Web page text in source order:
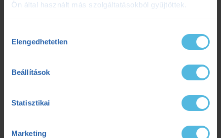
Ön által használt más szolgáltatásokból gyűjtöttek.
kiválasztása
Elengedhetetlen
Beállítások
Statisztikai
Marketing
edzéselmélet
ensport